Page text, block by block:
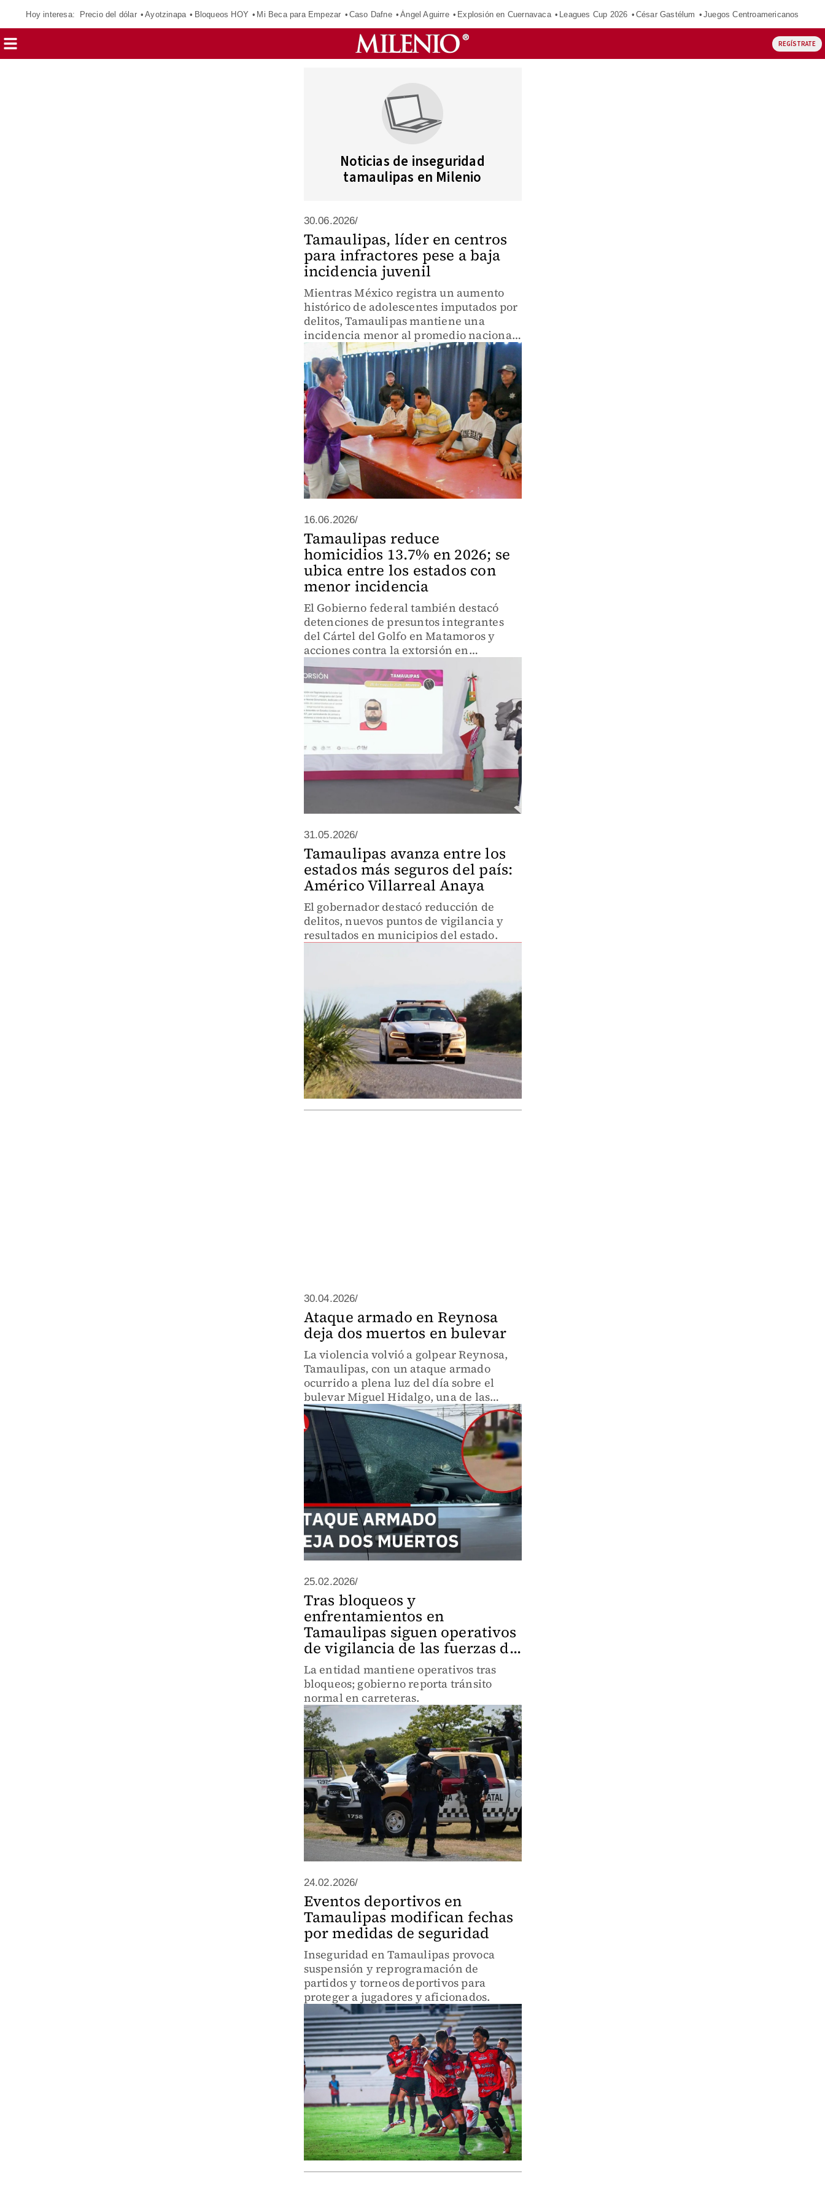
Hoy interesa: Precio del dólar Ayotzinapa Bloqueos HOY Mi Beca para Empezar Caso Dafne Ángel Aguirre Explosión en Cuernavaca Leagues Cup 2026 César Gastélum Juegos Centroamericanos
REGÍSTRATE
Noticias de inseguridad
tamaulipas en Milenio
30.06.2026/
Tamaulipas, líder en centros
para infractores pese a baja
incidencia juvenil
Mientras México registra un aumento
histórico de adolescentes imputados por
delitos, Tamaulipas mantiene una
incidencia menor al promedio nacional
y cuenta con una de las mayores
capacidades de internamiento para
jóvenes, de acuerdo con el Inegi.
16.06.2026/
Tamaulipas reduce
homicidios 13.7% en 2026; se
ubica entre los estados con
menor incidencia
El Gobierno federal también destacó
detenciones de presuntos integrantes
del Cártel del Golfo en Matamoros y
acciones contra la extorsión en
Altamira.
31.05.2026/
Tamaulipas avanza entre los
estados más seguros del país:
Américo Villarreal Anaya
El gobernador destacó reducción de
delitos, nuevos puntos de vigilancia y
resultados en municipios del estado.
30.04.2026/
Ataque armado en Reynosa
deja dos muertos en bulevar
La violencia volvió a golpear Reynosa,
Tamaulipas, con un ataque armado
ocurrido a plena luz del día sobre el
bulevar Miguel Hidalgo, una de las
principales vialidades de la ciudad.
25.02.2026/
Tras bloqueos y
enfrentamientos en
Tamaulipas siguen operativos
de vigilancia de las fuerzas d...
La entidad mantiene operativos tras
bloqueos; gobierno reporta tránsito
normal en carreteras.
24.02.2026/
Eventos deportivos en
Tamaulipas modifican fechas
por medidas de seguridad
Inseguridad en Tamaulipas provoca
suspensión y reprogramación de
partidos y torneos deportivos para
proteger a jugadores y aficionados.